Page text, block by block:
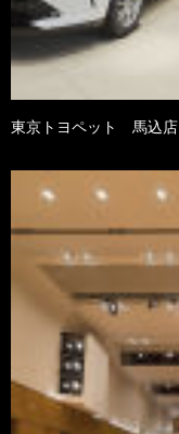
東京トヨペット 馬込店